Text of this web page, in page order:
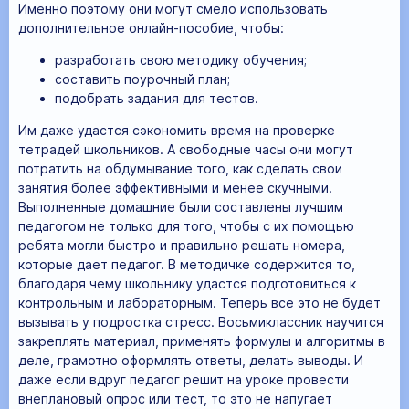
Именно поэтому они могут смело использовать
дополнительное онлайн-пособие, чтобы:
разработать свою методику обучения;
составить поурочный план;
подобрать задания для тестов.
Им даже удастся сэкономить время на проверке
тетрадей школьников. А свободные часы они могут
потратить на обдумывание того, как сделать свои
занятия более эффективными и менее скучными.
Выполненные домашние были составлены лучшим
педагогом не только для того, чтобы с их помощью
ребята могли быстро и правильно решать номера,
которые дает педагог. В методичке содержится то,
благодаря чему школьнику удастся подготовиться к
контрольным и лабораторным. Теперь все это не будет
вызывать у подростка стресс. Восьмиклассник научится
закреплять материал, применять формулы и алгоритмы в
деле, грамотно оформлять ответы, делать выводы. И
даже если вдруг педагог решит на уроке провести
внеплановый опрос или тест, то это не напугает